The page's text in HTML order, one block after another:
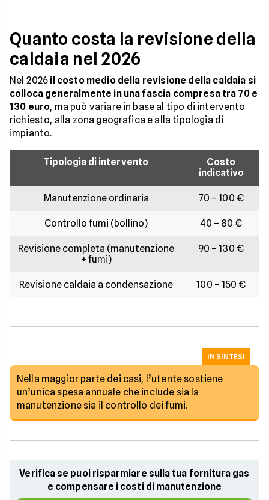
Quanto costa la revisione della
caldaia nel 2026
Nel 2026 il costo medio della revisione della caldaia si
colloca generalmente in una fascia compresa tra 70 e
130 euro, ma può variare in base al tipo di intervento
richiesto, alla zona geografica e alla tipologia di
impianto.
Tipologia di intervento
Costo
indicativo
Manutenzione ordinaria 70 – 100 €
Controllo fumi (bollino) 40 – 80 €
Revisione completa (manutenzione
+ fumi)
90 – 130 €
Revisione caldaia a condensazione 100 – 150 €
Nella maggior parte dei casi, l’utente sostiene
un’unica spesa annuale che include sia la
manutenzione sia il controllo dei fumi.
IN SINTESI
Verifica se puoi risparmiare sulla tua fornitura gas
e compensare i costi di manutenzione